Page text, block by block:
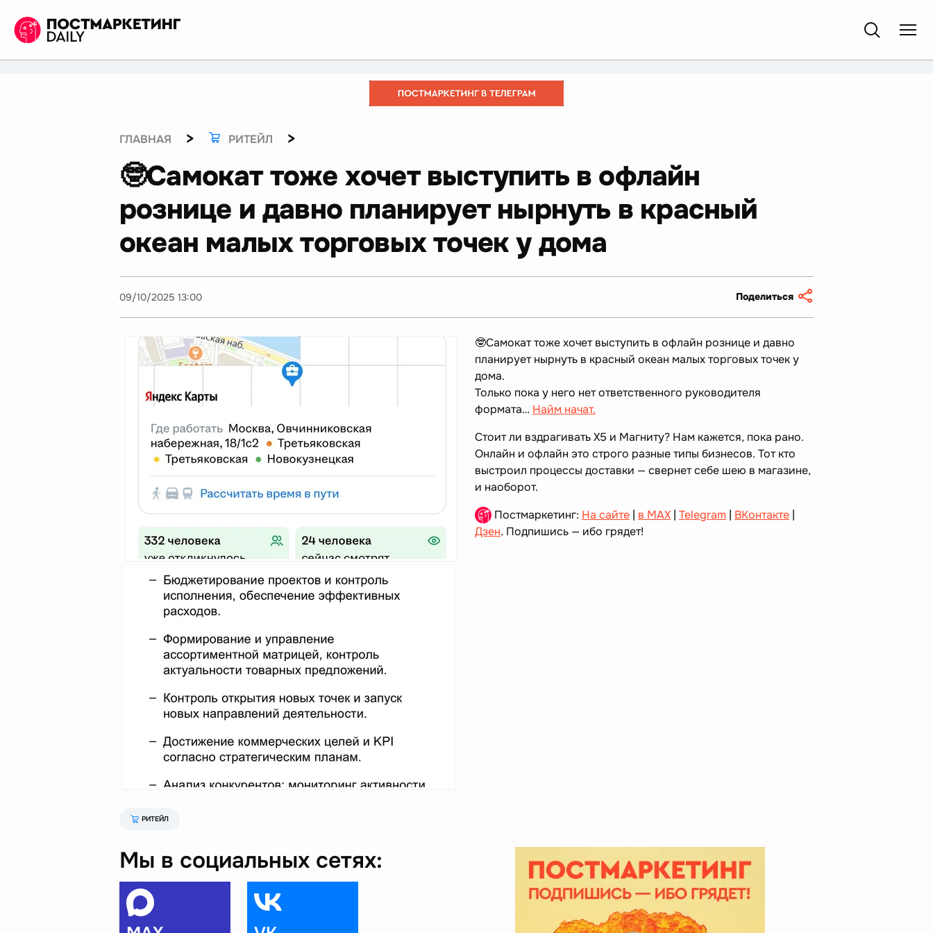
ГЛАВНАЯ > РИТЕЙЛ >
🤓Самокат тоже хочет выступить в офлайн
рознице и давно планирует нырнуть в красный
океан малых торговых точек у дома
09/10/2025 13:00 Поделиться
🤓Самокат тоже хочет выступить в офлайн рознице и давно
планирует нырнуть в красный океан малых торговых точек у
дома.
Только пока у него нет ответственного руководителя
формата… Найм начат.
Стоит ли вздрагивать Х5 и Магниту? Нам кажется, пока рано.
Онлайн и офлайн это строго разные типы бизнесов. Тот кто
выстроил процессы доставки — свернет себе шею в магазине,
и наоборот.
Постмаркетинг: На сайте | в MAX | Telegram | ВКонтакте |
Дзен. Подпишись — ибо грядет!
РИТЕЙЛ
Мы в социальных сетях: